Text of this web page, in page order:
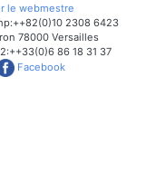
le webmestre
2308 6423
78000 Versailles
86 18 31 37
Facebook